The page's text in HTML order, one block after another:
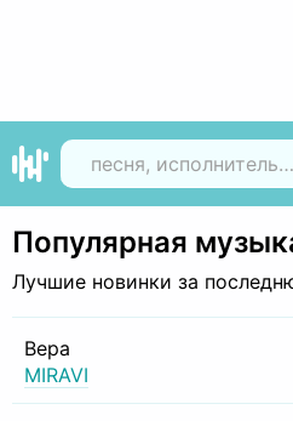
Популярная
Лучшие новинки за
Вера
MIRAVI